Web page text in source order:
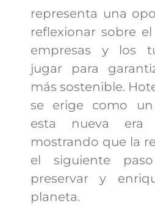
representa una
reflexionar sobre
empresas y los
jugar para
más sostenible.
se erige como
esta nueva era
mostrando que la
el siguiente
preservar y
planeta.